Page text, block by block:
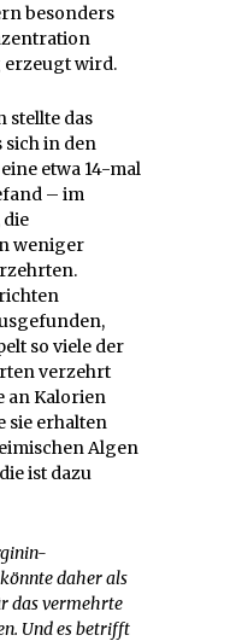
besonders
wird.
stellte das
sich in den
etwa 14-mal
– im
weniger
so viele der
verzehrt
an Kalorien
sie erhalten
Algen
ist dazu
daher als
das vermehrte
Und es betrifft